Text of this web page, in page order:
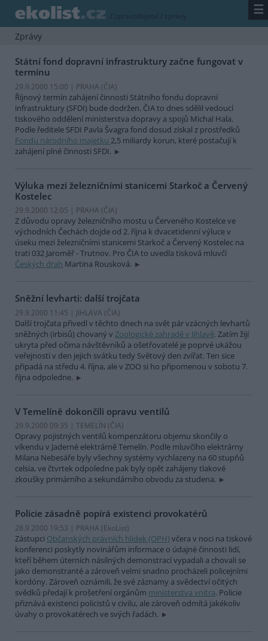
/ zpravodajství / zprávy ☰
Zprávy
Státní fond dopravní infrastruktury začne fungovat v
termínu
29.9.2000 15:00 | PRAHA (ČIA)
Říjnový termín zahájení činnosti Státního fondu dopravní
infrastruktury (SFDI) bude dodržen. ČIA to dnes sdělil vedoucí
tiskového oddělení ministerstva dopravy a spojů Michal Hala.
Podle ředitele SFDI Pavla Švagra fond dosud získal z prostředků
Fondu národního majetku 2,5 miliardy korun, které postačují k
zahájení plné činnosti SFDI.
Výluka mezi železničními stanicemi Starkoč a Červený
Kostelec
29.9.2000 12:05 | PRAHA (ČIA)
Z důvodu opravy železničního mostu u Červeného Kostelce ve
východních Čechách dojde od 2. října k dvacetidenní výluce v
úseku mezi železničními stanicemi Starkoč a Červený Kostelec na
trati 032 Jaroměř - Trutnov. Pro ČIA to uvedla tisková mluvčí
Českých drah Martina Rousková.
Sněžní levharti: další trojčata
29.9.2000 11:45 | JIHLAVA (ČIA)
Další trojčata přivedl v těchto dnech na svět pár vzácných levhartů
sněžných (irbisů) chovaný v Zoologické zahradě v Jihlavě. Zatím žijí
ukryta před očima návštěvníků a ošetřovatelé je poprvé ukážou
veřejnosti v den jejich svátku tedy Světový den zvířat. Ten sice
připadá na středu 4. října, ale v ZOO si ho připomenou v sobotu 7.
října odpoledne.
V Temelíně dokončili opravu ventilů
29.9.2000 09:35 | TEMELÍN (ČIA)
Opravy pojistných ventilů kompenzátoru objemu skončily o
víkendu v Jaderné elektrárně Temelín. Podle mluvčího elektrárny
Milana Nebesáře byly všechny systémy vychlazeny na 60 stupňů
celsia, ve čtvrtek odpoledne pak byly opět zahájeny tlakové
zkoušky primárního a sekundárního obvodu za studena.
Policie zásadně popírá existenci provokatérů
28.9.2000 19:53 | PRAHA (EkoList)
Zástupci Občanských právních hlídek (OPH) včera v noci na tiskové
konferenci poskytly novinářům informace o údajné činnosti lidí,
kteří během úterních násilných demonstrací vypadali a chovali se
jako demonstranté a zároveň velmi snadno procházeli policejními
kordóny. Zároveň oznámili, že své záznamy a svědectví očitých
svědků předají k prošetření orgánům ministerstva vnitra. Policie
přiznává existenci policistů v civilu, ale zároveň odmítá jakékoliv
úvahy o provokatérech ve svých řadách.